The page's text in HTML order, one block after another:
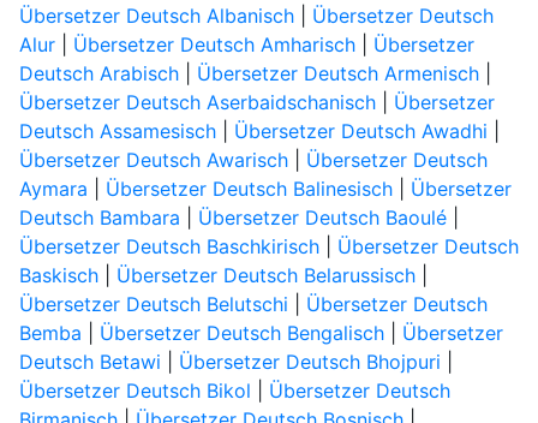
Übersetzer Deutsch Albanisch| Übersetzer Deutsch
Alur| Übersetzer Deutsch Amharisch| Übersetzer
Deutsch Arabisch| Übersetzer Deutsch Armenisch|
Übersetzer Deutsch Aserbaidschanisch| Übersetzer
Deutsch Assamesisch| Übersetzer Deutsch Awadhi
Übersetzer Deutsch Awarisch| Übersetzer Deutsch
Aymara
Übersetzer Deutsch Balinesisch| Übersetzer
Deutsch Bambara
Übersetzer Deutsch Baoulé|
Übersetzer Deutsch Baschkirisch| Übersetzer Deutsch
Baskisch| Übersetzer Deutsch Belarussisch|
Übersetzer Deutsch Belutschi
Übersetzer Deutsch
Bemba
Übersetzer Deutsch Bengalisch| Übersetzer
Deutsch Betawi
Übersetzer Deutsch Bhojpuri
Übersetzer Deutsch Bikol
Übersetzer Deutsch